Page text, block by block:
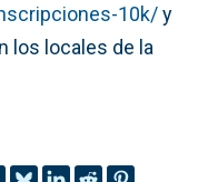
10k/y
los locales de la